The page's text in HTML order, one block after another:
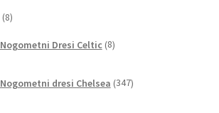
88
Nogometni Dresi Celtic 8izdelkov
Nogometni dresi Chelsea 347izdelkov